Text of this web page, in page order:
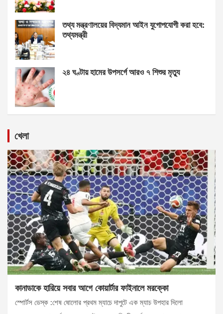
তথ্য মন্ত্রণালয়ের বিদ্যমান আইন যুগোপযোগী করা হবে:
তথ্যমন্ত্রী
২৪ ঘণ্টায় হামের উপসর্গে আরও ৭ শিশুর মৃত্যু
খেলা
কানাডাকে হারিয়ে সবার আগে কোয়ার্টার ফাইনালে মরক্কো
স্পোর্টস ডেস্ক :শেষ ষোলোর প্রথম ম্যাচে দাপুটে এক ম্যাচ উপহার দিলো